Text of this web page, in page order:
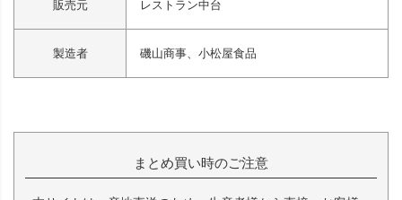
販売元 レストラン中台
製造者 磯山商事、小松屋食品
まとめ買い時のご注意